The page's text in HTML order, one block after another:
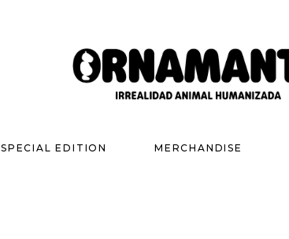
SPECIAL EDITION MERCHANDISE